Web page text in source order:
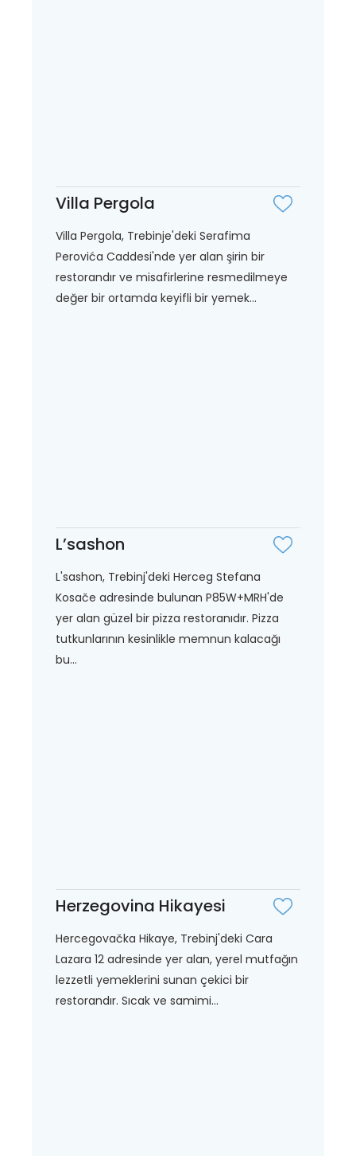
Villa Pergola
Villa Pergola, Trebinje'deki Serafima
Perovića Caddesi'nde yer alan şirin bir
restorandır ve misafirlerine resmedilmeye
değer bir ortamda keyifli bir yemek...
L’sashon
L'sashon, Trebinj'deki Herceg Stefana
Kosače adresinde bulunan P85W+MRH'de
yer alan güzel bir pizza restoranıdır. Pizza
tutkunlarının kesinlikle memnun kalacağı
bu...
Herzegovina Hikayesi
Hercegovačka Hikaye, Trebinj'deki Cara
Lazara 12 adresinde yer alan, yerel mutfağın
lezzetli yemeklerini sunan çekici bir
restorandır. Sıcak ve samimi...